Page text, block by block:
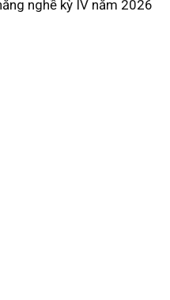
nghề kỳ IV năm 2026